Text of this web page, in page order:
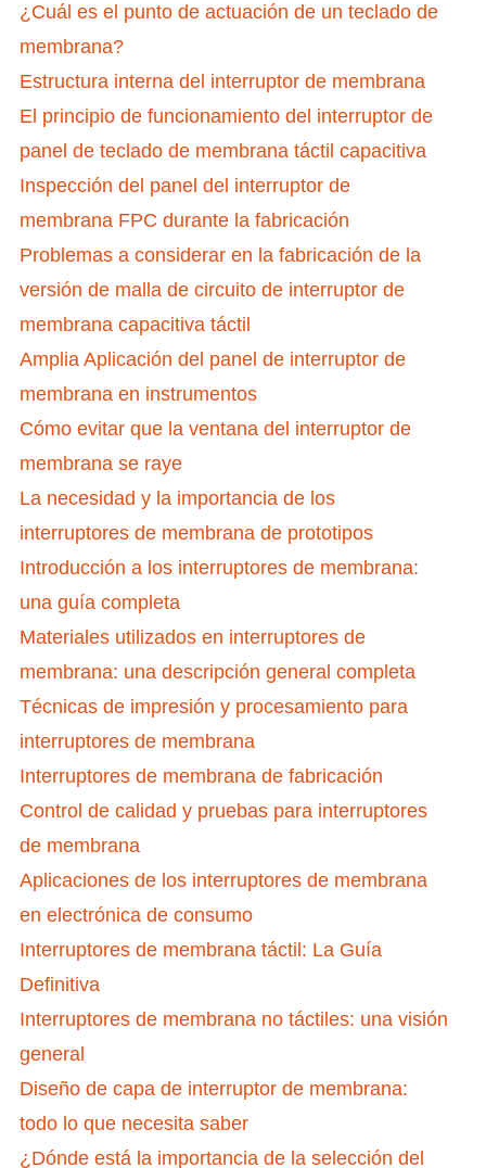
¿Cuál es el punto de actuación de un teclado de
membrana?
Estructura interna del interruptor de membrana
El principio de funcionamiento del interruptor de
panel de teclado de membrana táctil capacitiva
Inspección del panel del interruptor de
membrana FPC durante la fabricación
Problemas a considerar en la fabricación de la
versión de malla de circuito de interruptor de
membrana capacitiva táctil
Amplia Aplicación del panel de interruptor de
membrana en instrumentos
Cómo evitar que la ventana del interruptor de
membrana se raye
La necesidad y la importancia de los
interruptores de membrana de prototipos
Introducción a los interruptores de membrana:
una guía completa
Materiales utilizados en interruptores de
membrana: una descripción general completa
Técnicas de impresión y procesamiento para
interruptores de membrana
Interruptores de membrana de fabricación
Control de calidad y pruebas para interruptores
de membrana
Aplicaciones de los interruptores de membrana
en electrónica de consumo
Interruptores de membrana táctil: La Guía
Definitiva
Interruptores de membrana no táctiles: una visión
general
Diseño de capa de interruptor de membrana:
todo lo que necesita saber
¿Dónde está la importancia de la selección del